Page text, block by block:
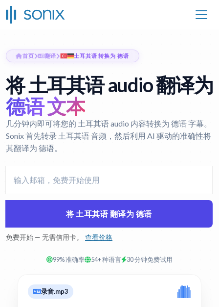
首页 翻译 土耳其语 转换为 德语
将 土耳其语 audio 翻译为
德语 文本
几分钟内即可将您的 土耳其语 audio 内容转换为 德语 字幕。
Sonix 首先转录 土耳其语 音频，然后利用 AI 驱动的准确性将
其翻译为 德语。
将 土耳其语 翻译为 德语
免费开始 — 无需信用卡。 查看价格
99% 准确率 54+ 种语言 30 分钟免费试用
录音.mp3